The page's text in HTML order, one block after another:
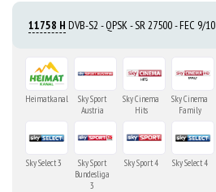
11758 H DVB-S2 - QPSK - SR 27500 - FEC 9/10
Heimatkanal
Sky Sport
Austria
Sky Cinema
Hits
Sky Cinema
Family
Sky Select 3
Sky Sport
Bundesliga
3
Sky Sport 4 Sky Select 4